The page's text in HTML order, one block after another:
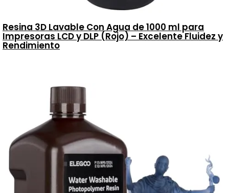
Resina 3D Lavable Con Agua de 1000 ml para
Impresoras LCD y DLP (Rojo) – Excelente Fluidez y
Rendimiento